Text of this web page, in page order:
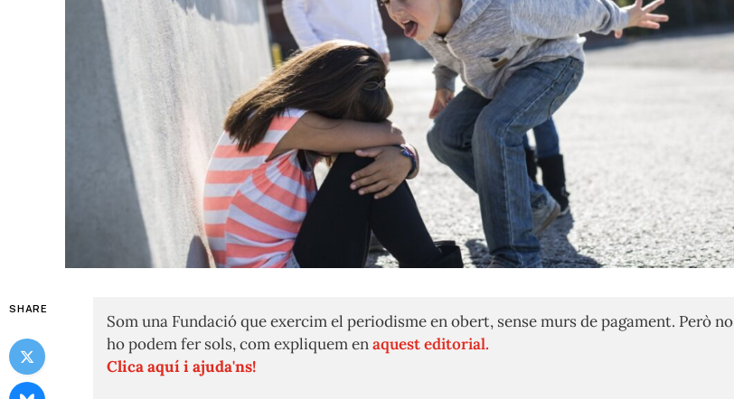
SHARE
Som una Fundació que exercim el periodisme en obert, sense murs de pagament. Però no
ho podem fer sols, com expliquem enaquest editorial.
Clica aquí i ajuda'ns!